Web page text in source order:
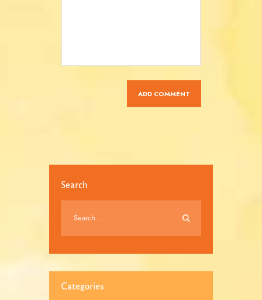
Search
Categories